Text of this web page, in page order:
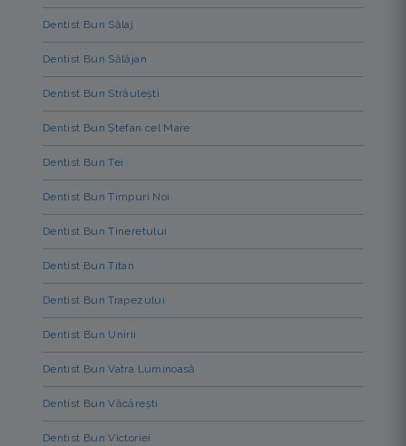
Dentist Bun Sălaj
Dentist Bun Sălăjan
Dentist Bun Străulești
Dentist Bun Ștefan cel Mare
Dentist Bun Tei
Dentist Bun Timpuri Noi
Dentist Bun Tineretului
Dentist Bun Titan
Dentist Bun Trapezului
Dentist Bun Unirii
Dentist Bun Vatra Luminoasă
Dentist Bun Văcărești
Dentist Bun Victoriei